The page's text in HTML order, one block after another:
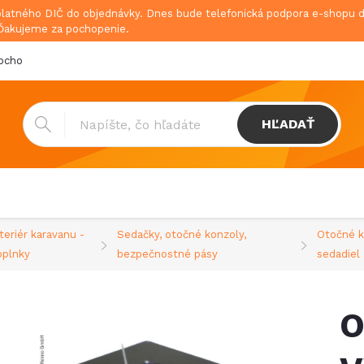
DIČ do objednávky. Dnes bude telefonická podpora e-
za pochopenie.
podmienky
HĽADAŤ
karavanu -
Sedačky, otočné konzoly,
bezpečnostné pásy
Otočné
sedadiel